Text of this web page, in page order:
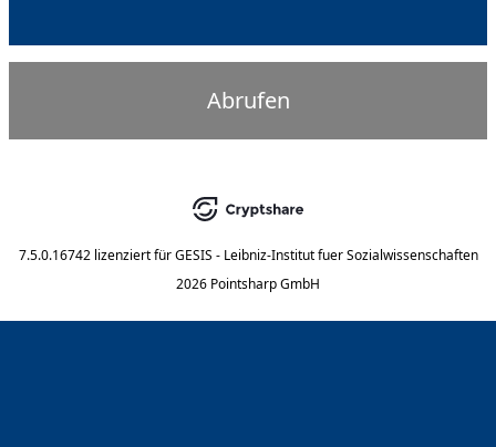
Abrufen
7.5.0.16742 lizenziert für GESIS - Leibniz-Institut fuer Sozialwissenschaften
2026 Pointsharp GmbH